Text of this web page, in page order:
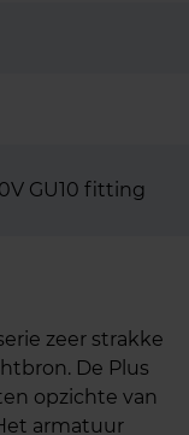
GU10 fitting
zeer strakke
De Plus
opzichte van
armatuur